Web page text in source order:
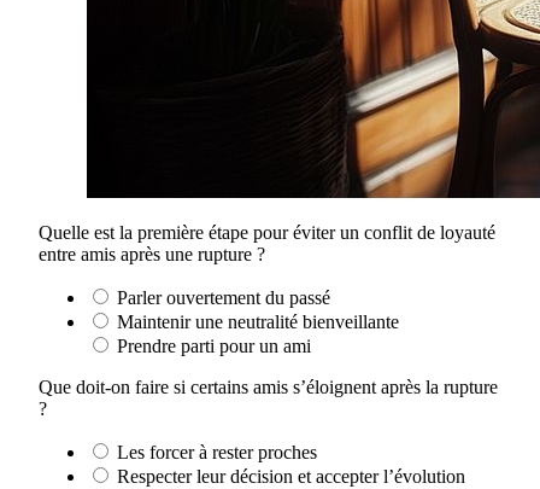
Quelle est la première étape pour éviter un conflit de loyauté
entre amis après une rupture ?
Parler ouvertement du passé
Maintenir une neutralité bienveillante
Prendre parti pour un ami
Que doit-on faire si certains amis s’éloignent après la rupture
?
Les forcer à rester proches
Respecter leur décision et accepter l’évolution